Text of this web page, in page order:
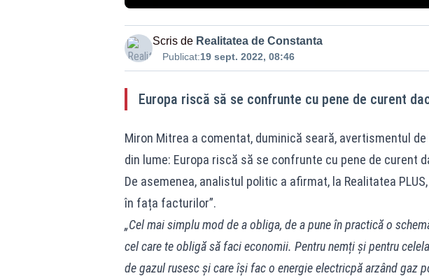
Scris de Realitatea de Constanta
Publicat:19 sept. 2022, 08:46
Europa riscă să se confrunte cu pene de curent
Miron Mitrea a comentat, duminică seară, avertismentul
din lume: Europa riscă să se confrunte cu pene de curent
De asemenea, analistul politic a afirmat, la Realitatea
în fața facturilor”.
„Cel mai simplu mod de a obliga, de a pune în practică o
cel care te obligă să faci economii. Pentru nemți și pentru
de gazul rusesc și care își fac o energie electricpă arzând gaz